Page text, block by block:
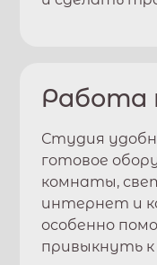
Работа
Студия
готовое
комнаты,
интернет и
особенно
привыкнуть к